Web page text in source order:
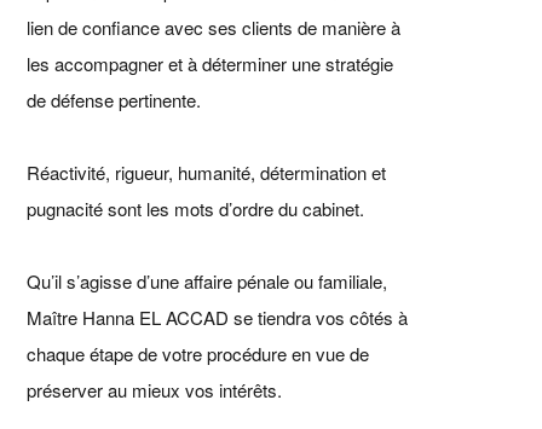
lien de confiance avec ses clients de manière à
les accompagner et à déterminer une stratégie
de défense pertinente.
Réactivité, rigueur, humanité, détermination et
pugnacité sont les mots d’ordre du cabinet.
Qu’il s’agisse d’une affaire pénale ou familiale,
Maître Hanna EL ACCAD se tiendra vos côtés à
chaque étape de votre procédure en vue de
préserver au mieux vos intérêts.